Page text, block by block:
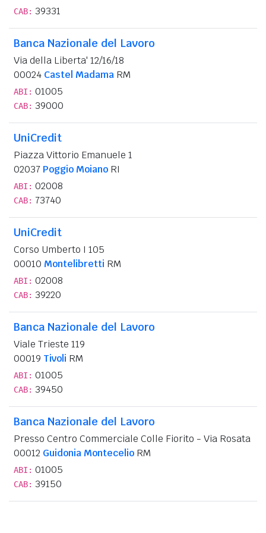
CAB: 39331
Banca Nazionale del Lavoro
Via della Liberta' 12/16/18
00024 Castel Madama RM
ABI: 01005
CAB: 39000
UniCredit
Piazza Vittorio Emanuele 1
02037 Poggio Moiano RI
ABI: 02008
CAB: 73740
UniCredit
Corso Umberto I 105
00010 Montelibretti RM
ABI: 02008
CAB: 39220
Banca Nazionale del Lavoro
Viale Trieste 119
00019 Tivoli RM
ABI: 01005
CAB: 39450
Banca Nazionale del Lavoro
Presso Centro Commerciale Colle Fiorito - Via Rosata
00012 Guidonia Montecelio RM
ABI: 01005
CAB: 39150